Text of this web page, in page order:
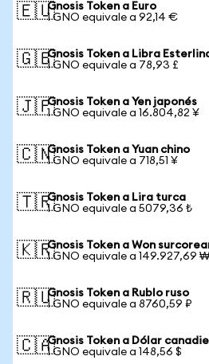
🇪🇺Gnosis Token a Euro
1 GNO equivale a 92,14 €
🇬🇧Gnosis Token a Libra
1 GNO equivale a 78,93 £
🇯🇵Gnosis Token a Yen japonés
1 GNO equivale a 16.804,82 ¥
🇨🇳Gnosis Token a Yuan chino
1 GNO equivale a 718,51 ¥
🇹🇷Gnosis Token a Lira turca
1 GNO equivale a 5079,36 ₺
🇰🇷Gnosis Token a Won
1 GNO equivale a 149.927,69 ₩
🇷🇺Gnosis Token a Rublo ruso
1 GNO equivale a 8760,59 ₽
🇨🇦Gnosis Token a Dólar
1 GNO equivale a 148,56 $